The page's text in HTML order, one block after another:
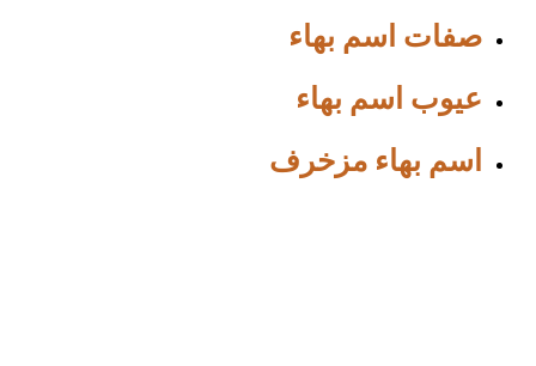
صفات اسم بهاء
عيوب اسم بهاء
اسم بهاء مزخرف